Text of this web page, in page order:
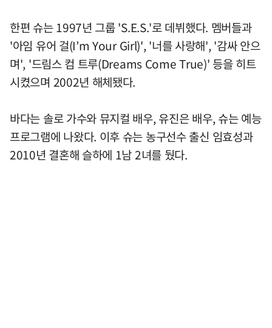
한편 슈는 1997년 그룹 'S.E.S.'로 데뷔했다. 멤버들과
'아임 유어 걸(I’m Your Girl)', '너를 사랑해', '감싸 안으
며', '드림스 컴 트루(Dreams Come True)' 등을 히트
시켰으며 2002년 해체됐다.
바다는 솔로 가수와 뮤지컬 배우, 유진은 배우, 슈는 예능
프로그램에 나왔다. 이후 슈는 농구선수 출신 임효성과
2010년 결혼해 슬하에 1남 2녀를 뒀다.